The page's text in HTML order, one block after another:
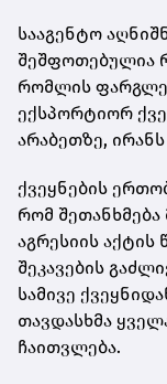
სააგენტო
შეშფოთებულია
რომლის
ექსპორტიორ
არაბეთზე,
ქვეყნების
რომ შეთანხმება
აგრესიის
შეკავების
სამივე
თავდასხმა
ჩაითვლება.